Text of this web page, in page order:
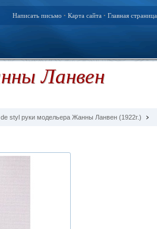
Написать письмо • Карта сайта • Главная страница
Ланвен
de styl руки модельера Жанны Ланвен (1922г.)